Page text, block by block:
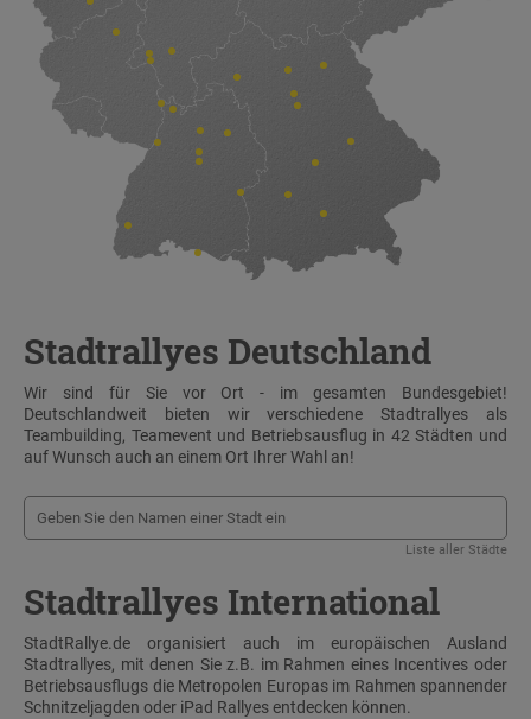
Stadtrallyes Deutschland
Wir sind für Sie vor Ort - im gesamten Bundesgebiet!
Deutschlandweit bieten wir verschiedene Stadtrallyes als
Teambuilding, Teamevent und Betriebsausflug in 42 Städten und
auf Wunsch auch an einem Ort Ihrer Wahl an!
Liste aller Städte
Stadtrallyes International
StadtRallye.de organisiert auch im europäischen Ausland
Stadtrallyes, mit denen Sie z.B. im Rahmen eines Incentives oder
Betriebsausflugs die Metropolen Europas im Rahmen spannender
Schnitzeljagden oder iPad Rallyes entdecken können.